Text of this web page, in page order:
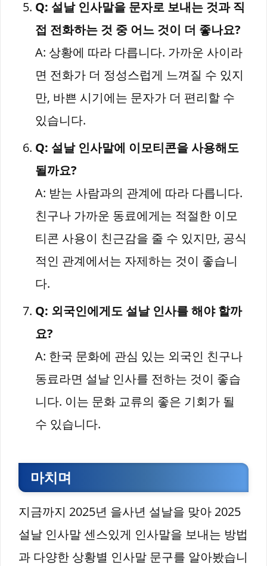
Q: 설날 인사말을 문자로 보내는 것과 직
접 전화하는 것 중 어느 것이 더 좋나요?
A: 상황에 따라 다릅니다. 가까운 사이라
면 전화가 더 정성스럽게 느껴질 수 있지
만, 바쁜 시기에는 문자가 더 편리할 수
있습니다.
Q: 설날 인사말에 이모티콘을 사용해도
될까요?
A: 받는 사람과의 관계에 따라 다릅니다.
친구나 가까운 동료에게는 적절한 이모
티콘 사용이 친근감을 줄 수 있지만, 공식
적인 관계에서는 자제하는 것이 좋습니
다.
Q: 외국인에게도 설날 인사를 해야 할까
요?
A: 한국 문화에 관심 있는 외국인 친구나
동료라면 설날 인사를 전하는 것이 좋습
니다. 이는 문화 교류의 좋은 기회가 될
수 있습니다.
마치며
지금까지 2025년 을사년 설날을 맞아 2025
설날 인사말 센스있게 인사말을 보내는 방법
과 다양한 상황별 인사말 문구를 알아봤습니